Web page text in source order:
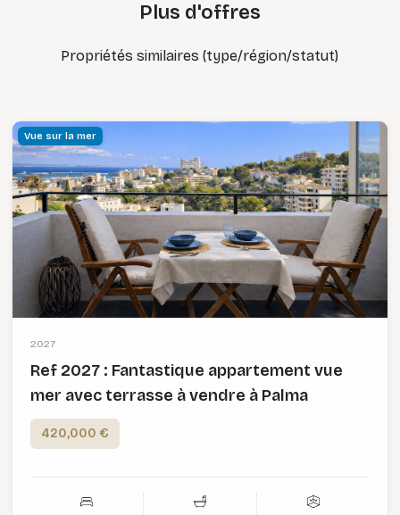
Plus d'offres
Propriétés similaires (type/région/statut)
Vue sur la mer
2027
Ref 2027 : Fantastique appartement vue
mer avec terrasse à vendre à Palma
420,000 €